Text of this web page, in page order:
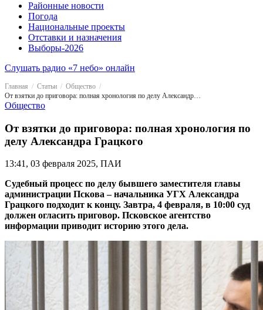
Районные новости
Погода
Национальные проекты
Отставки и назначения
Выборы-2026
Слушать радио «7 небо» онлайн
Главная Статьи
Общество
От взятки до приговора: полная хронология по делу Александра Грацкого
Общество
От взятки до приговора: полная хронология по
делу Александра Грацкого
13:41, 03 февраля 2025, ПАИ
Судебный процесс по делу бывшего заместителя главы
администрации Пскова – начальника УГХ Александра
Грацкого подходит к концу. Завтра, 4 февраля, в 10:00 суд
должен огласить приговор. Псковское агентство
информации приводит историю этого дела.